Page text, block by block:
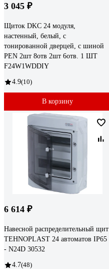
3 045 ₽
Щиток DKC 24 модуля,
настенный, белый, с
тонированной дверцей, с шиной
PEN 2шт 8отв 2шт 6отв. 1 ШТ
F24W1WDDIY
4.9(10)
В корзину
6 614 ₽
Навесной распределительный щит
TEHNOPLAST 24 автоматов IP65
- N24D 30532
4.7(48)